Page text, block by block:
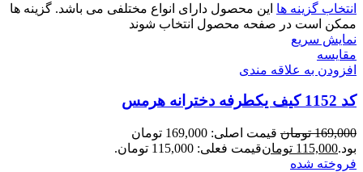
انتخاب گزینه ها این محصول دارای انواع مختلفی می باشد. گزینه ها
ممکن است در صفحه محصول انتخاب شوند
نمایش سریع
مقايسه
افزودن به علاقه مندی
کد 1152 کیف یکطرفه دخترانه هرمس
169,000 تومان
قیمت اصلی: 169,000 تومان
بود.115,000 تومانقیمت فعلی: 115,000 تومان.
فروخته شده